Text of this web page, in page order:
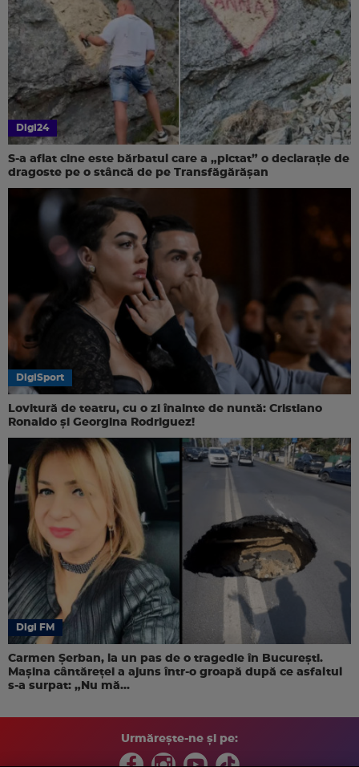
Digi24
S-a aflat cine este bărbatul care a „pictat” o declarație de
dragoste pe o stâncă de pe Transfăgărășan
DigiSport
Lovitură de teatru, cu o zi înainte de nuntă: Cristiano
Ronaldo și Georgina Rodriguez!
Digi FM
Carmen Șerban, la un pas de o tragedie în București.
Mașina cântăreței a ajuns într-o groapă după ce asfaltul
s-a surpat: „Nu mă...
Urmărește-ne și pe: